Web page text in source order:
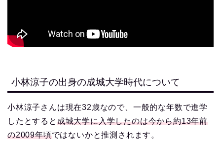
小林涼子の出身の成城大学時代について
小林涼子さんは現在32歳なので、一般的な年数で進学
したとすると 成城大学に入学したのは今から約13年前
の2009年頃ではないかと推測されます。